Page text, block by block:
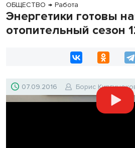
ОБЩЕСТВО → Работа
Энергетики готовы
отопительный сезон
07.09.2016 Борис